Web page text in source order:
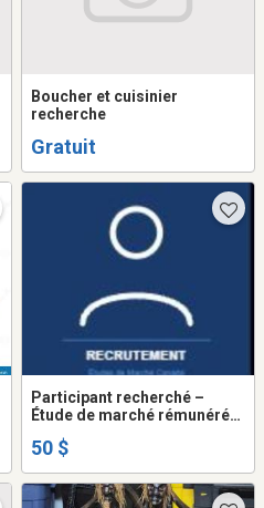
Boucher et cuisinier
recherche
Gratuit
Participant recherché –
Étude de marché rémunérée
50 $